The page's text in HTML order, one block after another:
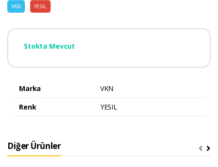
VKN YESIL
Stokta Mevcut
Marka
VKN
Renk
YESIL
Diğer Ürünler